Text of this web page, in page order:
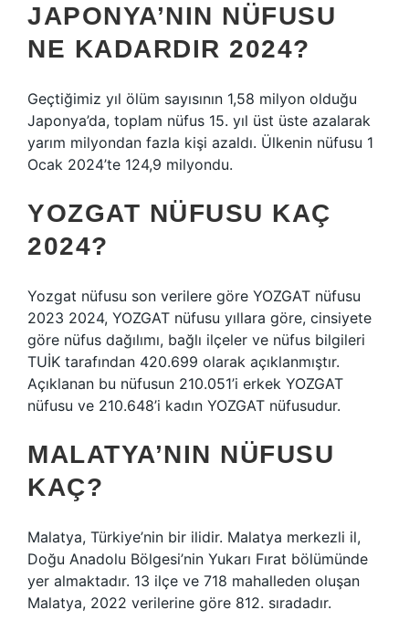
JAPONYA’NIN NÜFUSU
NE KADARDIR 2024?
Geçtiğimiz yıl ölüm sayısının 1,58 milyon olduğu
Japonya’da, toplam nüfus 15. yıl üst üste azalarak
yarım milyondan fazla kişi azaldı. Ülkenin nüfusu 1
Ocak 2024’te 124,9 milyondu.
YOZGAT NÜFUSU KAÇ
2024?
Yozgat nüfusu son verilere göre YOZGAT nüfusu
2023 2024, YOZGAT nüfusu yıllara göre, cinsiyete
göre nüfus dağılımı, bağlı ilçeler ve nüfus bilgileri
TUİK tarafından 420.699 olarak açıklanmıştır.
Açıklanan bu nüfusun 210.051’i erkek YOZGAT
nüfusu ve 210.648’i kadın YOZGAT nüfusudur.
MALATYA’NIN NÜFUSU
KAÇ?
Malatya, Türkiye’nin bir ilidir. Malatya merkezli il,
Doğu Anadolu Bölgesi’nin Yukarı Fırat bölümünde
yer almaktadır. 13 ilçe ve 718 mahalleden oluşan
Malatya, 2022 verilerine göre 812. sıradadır.